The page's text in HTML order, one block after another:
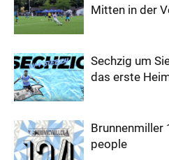
Mitten in der
Sechzig um
das erste
people